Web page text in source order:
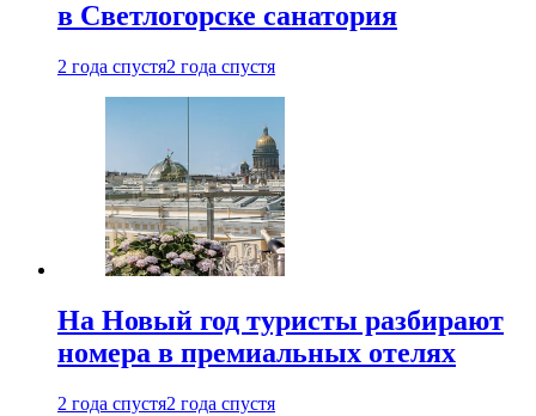
в Светлогорске санатория
2 года спустя2 года спустя
На Новый год туристы разбирают
номера в премиальных отелях
2 года спустя2 года спустя